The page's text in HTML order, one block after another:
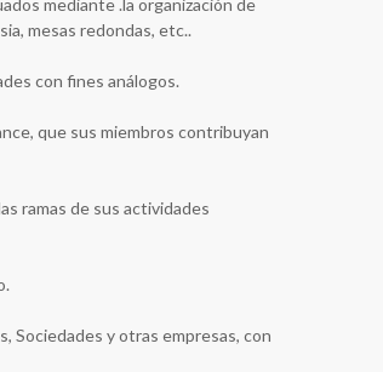
mediante .la organización de
mesas redondas, etc..
con fines análogos.
que sus miembros contribuyan
ramas de sus actividades
Sociedades y otras empresas, con